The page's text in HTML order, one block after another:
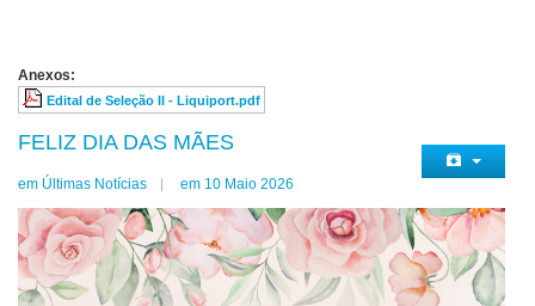
Anexos:
Edital de Seleção II - Liquiport.pdf
FELIZ DIA DAS MÃES
em Últimas Notícias em 10 Maio 2026